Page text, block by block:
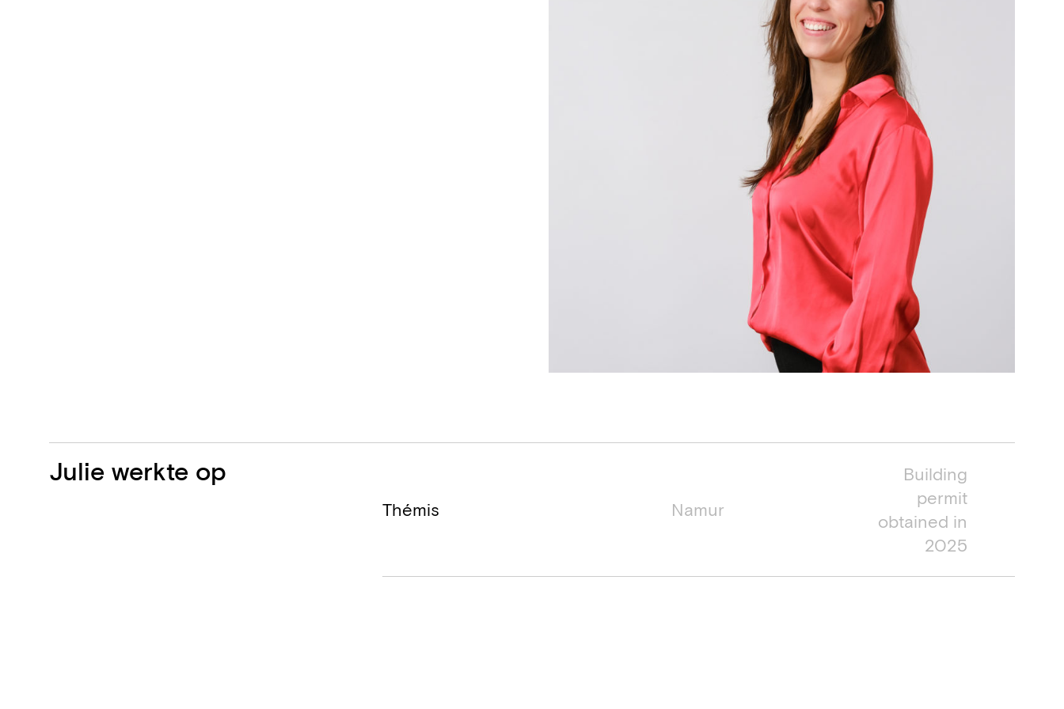
Projecten
Julie werkte op
Thémis Namur
Building
permit
obtained in
2025